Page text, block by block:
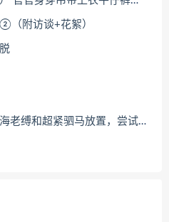
（附访谈+花絮）
款5CM和5.5CM口球拉到最紧，口水止不住流，绑上超紧的驷马放置尝试自己解开